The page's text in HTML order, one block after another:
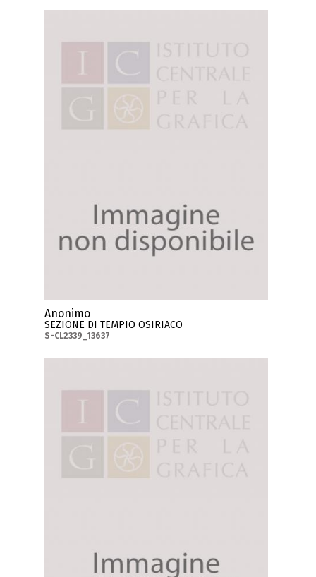
Anonimo
SEZIONE DI TEMPIO OSIRIACO
S-CL2339_13637